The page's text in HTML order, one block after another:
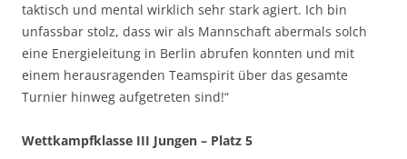
taktisch und mental wirklich sehr stark agiert. Ich bin
unfassbar stolz, dass wir als Mannschaft abermals solch
eine Energieleitung in Berlin abrufen konnten und mit
einem herausragenden Teamspirit über das gesamte
Turnier hinweg aufgetreten sind!“
Wettkampfklasse III Jungen – Platz 5